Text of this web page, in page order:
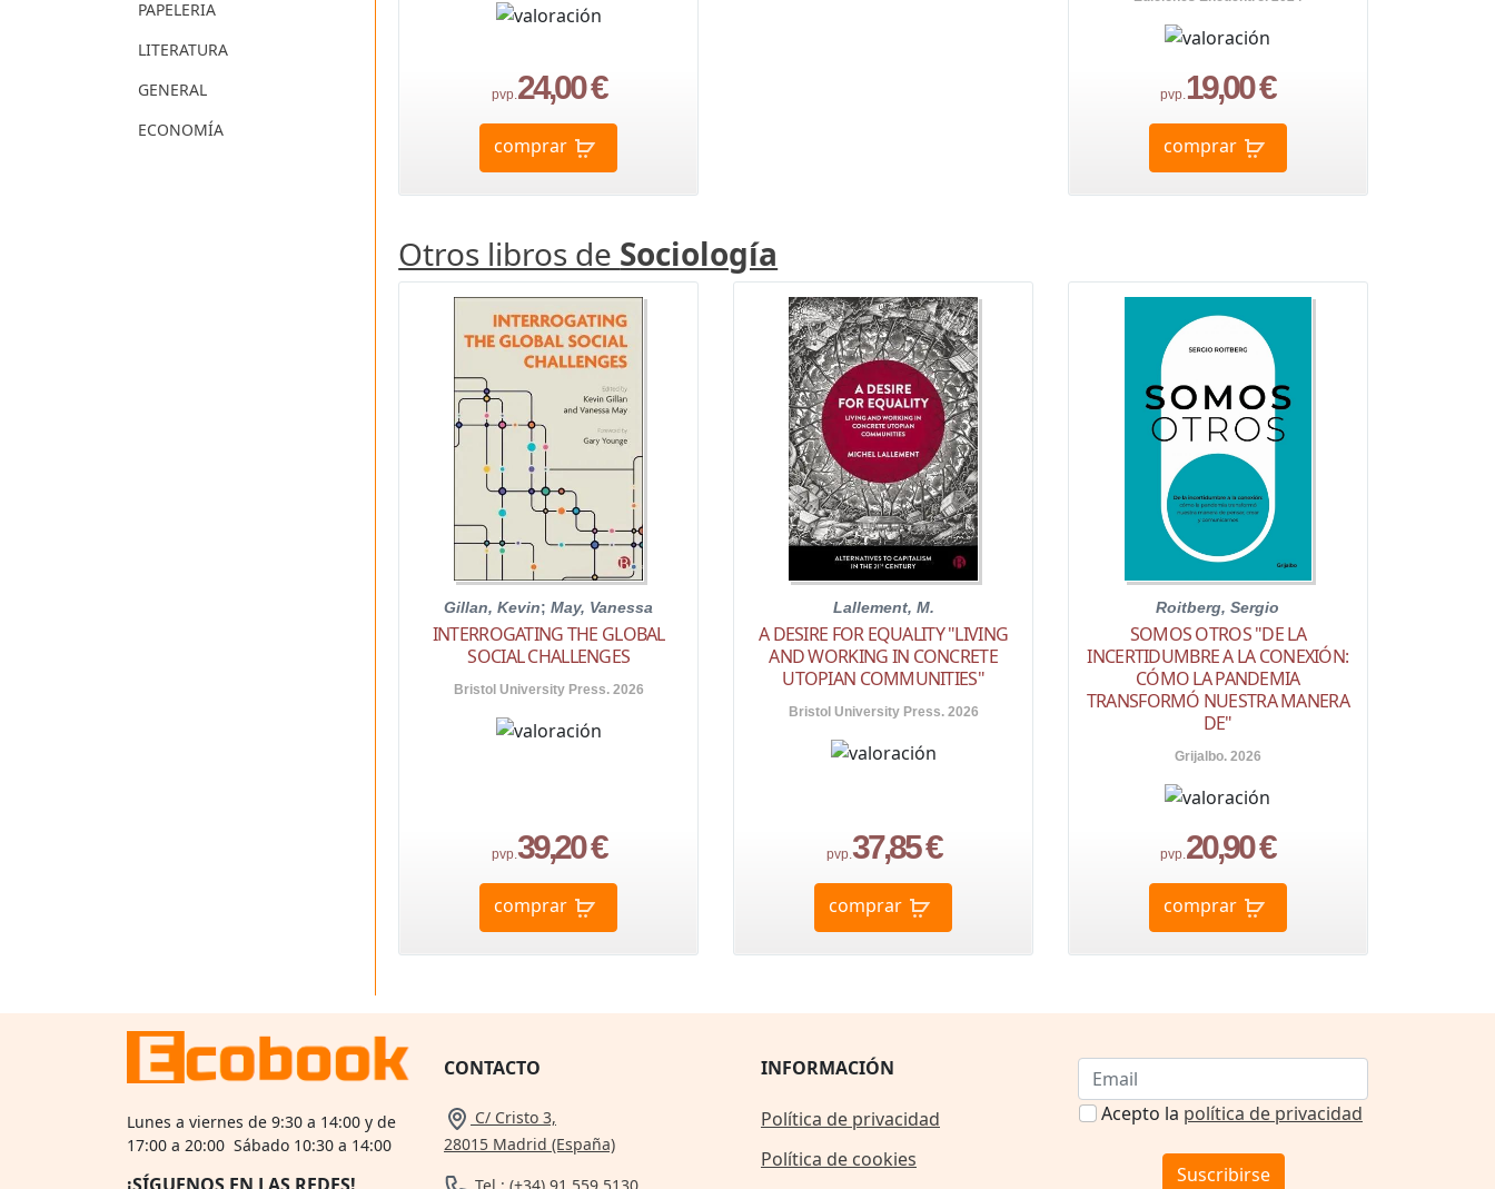
PAPELERIA
LITERATURA
GENERAL
ECONOMÍA
pvp.24,00 €
comprar
pvp.19,00 €
comprar
Otros libros de Sociología
Gillan, Kevin;May, Vanessa
INTERROGATING THE GLOBAL
SOCIAL CHALLENGES
Bristol University Press. 2026
pvp.39,20 €
comprar
Lallement, M.
A DESIRE FOR EQUALITY "LIVING
AND WORKING IN CONCRETE
UTOPIAN COMMUNITIES"
Bristol University Press. 2026
pvp.37,85 €
comprar
Roitberg, Sergio
SOMOS OTROS "DE LA
INCERTIDUMBRE A LA CONEXIÓN:
CÓMO LA PANDEMIA
TRANSFORMÓ NUESTRA MANERA
DE"
Grijalbo. 2026
pvp.20,90 €
comprar
Lunes a viernes de 9:30 a 14:00 y de
17:00 a 20:00 Sábado 10:30 a 14:00
CONTACTO
C/ Cristo 3,
28015 Madrid (España)
INFORMACIÓN
Política de privacidad
Política de cookies
Acepto la política de privacidad
Suscribirse